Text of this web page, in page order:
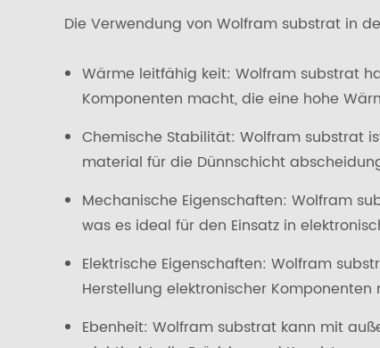
Die Verwendung von Wolfram substrat in
Wärme leitfähig keit: Wolfram substrat
Komponenten macht, die eine hohe
Chemische Stabilität: Wolfram substrat
material für die Dünnschicht
Mechanische Eigenschaften: Wolfram
was es ideal für den Einsatz in
Elektrische Eigenschaften: Wolfram
Herstellung elektronischer
Ebenheit: Wolfram substrat kann mit